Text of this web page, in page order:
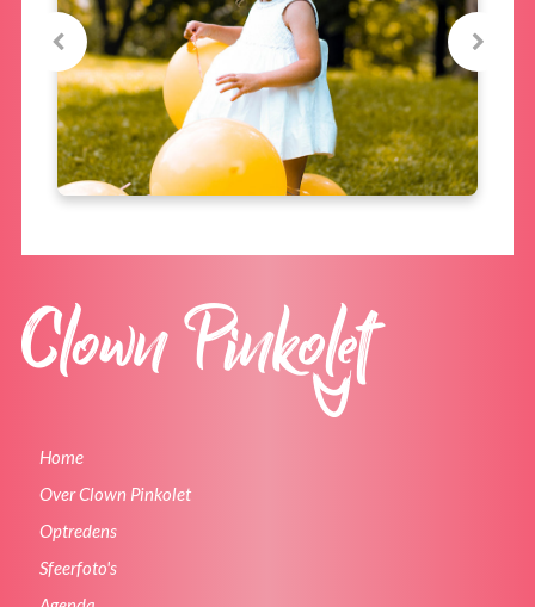
Home
Over Clown Pinkolet
Optredens
Sfeerfoto's